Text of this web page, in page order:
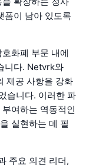
폼이 남아 있도록
화폐 부문 내에
니다. Netvrk와
제공 사항을 강화
습니다. 이러한 파
여하는 역동적인
실현하는 데 필
주요 의견 리더,